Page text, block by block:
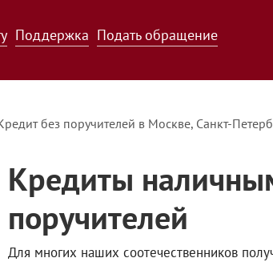
Поддержка Подать обращение
без поручителей в Москве, Санкт-
Кредиты
поручителей
Для многих наших соотечественников